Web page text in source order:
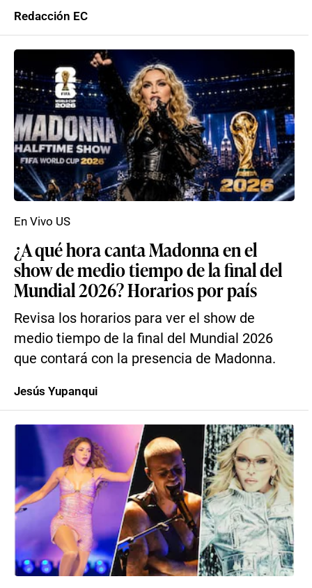
Redacción EC
¿A qué hora canta Madonna en el
show de medio tiempo de la final del
Mundial 2026? Horarios por país
Revisa los horarios para ver el show de
medio tiempo de la final del Mundial 2026
que contará con la presencia de Madonna.
En Vivo US
Jesús Yupanqui